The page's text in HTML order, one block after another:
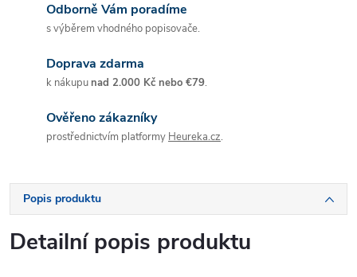
Odborně Vám poradíme
s výběrem vhodného popisovače.
Doprava zdarma
k nákupunad 2.000 Kč nebo €79.
Ověřeno zákazníky
prostřednictvím platformy Heureka.cz.
Popis produktu
Detailní popis produktu